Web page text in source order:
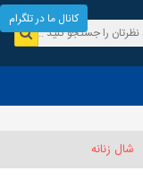
شال زنانه
کانال ما در تلگرام